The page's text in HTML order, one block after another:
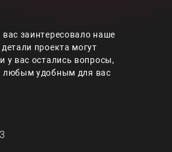
заинтересовало наше
проекта могут
у вас остались вопросы,
любым удобным для вас